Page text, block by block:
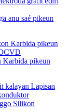
anu saé pikeun
Karbida pikeun
Silikon